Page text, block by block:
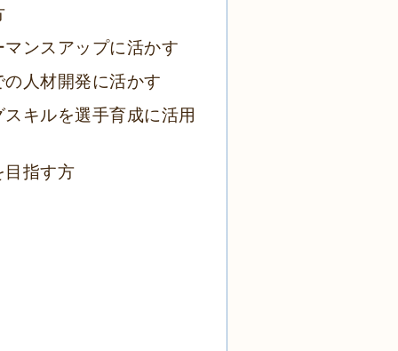
ンスアップに活かす
人材開発に活かす
キルを選手育成に活用
目指す方